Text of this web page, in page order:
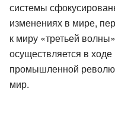
системы
изменениях в мире,
к миру «третьей
осуществляется в
промышленной
мир.